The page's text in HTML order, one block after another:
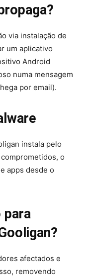
via instalação de
um aplicativo
Android
numa mensagem
por email).
instala pelo
o
apps desde o
para
afectados e
removendo